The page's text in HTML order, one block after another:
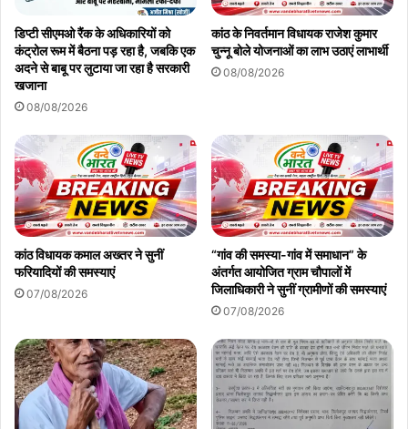
बस्ती की जनता की निगाहें अब जिला प्रशासन के अगले कदम पर टिकी हैं!
Copy URL
डिप्टी सीएमओ रैंक के अधिकारियों को
कंट्रोल रूम में बैठना पड़ रहा है, जबकि एक
अदने से बाबू पर लुटाया जा रहा है सरकारी
खजाना
08/08/2026
कांठ के निवर्तमान विधायक राजेश कुमार
चुन्नू बोले योजनाओं का लाभ उठाएं लाभार्थी
08/08/2026
कांठ विधायक कमाल अख्तर ने सुनीं
फरियादियों की समस्याएं
07/08/2026
“गांव की समस्या-गांव में समाधान” के
अंतर्गत आयोजित ग्राम चौपालों में
जिलाधिकारी ने सुनीं ग्रामीणों की समस्याएं
07/08/2026